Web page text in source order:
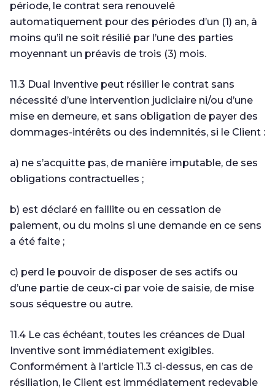
période, le contrat sera renouvelé
automatiquement pour des périodes d’un (1) an, à
moins qu’il ne soit résilié par l’une des parties
moyennant un préavis de trois (3) mois.
11.3 Dual Inventive peut résilier le contrat sans
nécessité d’une intervention judiciaire ni/ou d’une
mise en demeure, et sans obligation de payer des
dommages-intérêts ou des indemnités, si le Client :
a) ne s’acquitte pas, de manière imputable, de ses
obligations contractuelles ;
b) est déclaré en faillite ou en cessation de
paiement, ou du moins si une demande en ce sens
a été faite ;
c) perd le pouvoir de disposer de ses actifs ou
d’une partie de ceux-ci par voie de saisie, de mise
sous séquestre ou autre.
11.4 Le cas échéant, toutes les créances de Dual
Inventive sont immédiatement exigibles.
Conformément à l’article 11.3 ci-dessus, en cas de
résiliation, le Client est immédiatement redevable